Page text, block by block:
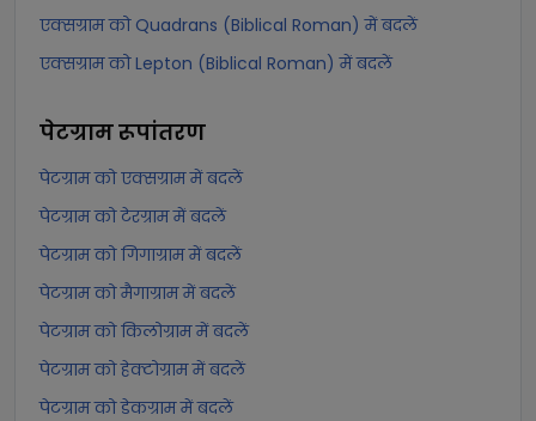
एक्सग्राम को Quadrans (Biblical Roman) में बदलें
एक्सग्राम को Lepton (Biblical Roman) में बदलें
पेटग्रामरूपांतरण
पेटग्राम को एक्सग्राम में बदलें
पेटग्राम को टेरग्राम में बदलें
पेटग्राम को गिगाग्राम में बदलें
पेटग्राम को मैगाग्राम में बदलें
पेटग्राम को किलोग्राम में बदलें
पेटग्राम को हेक्टोग्राम में बदलें
पेटग्राम को डेकग्राम में बदलें